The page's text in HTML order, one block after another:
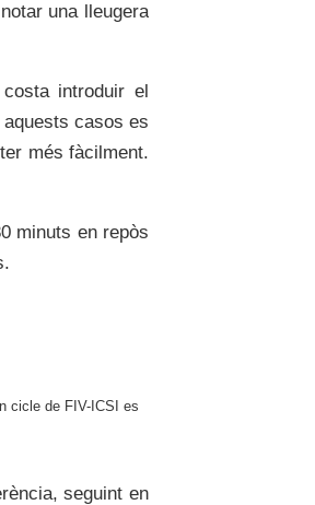
una lleugera
introduir el
casos es
més fàcilment.
minuts en repòs
cicle de FIV-ICSI es
seguint en